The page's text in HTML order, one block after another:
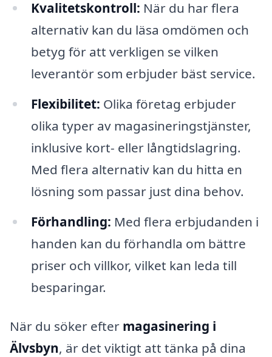
Kvalitetskontroll: När du har flera
alternativ kan du läsa omdömen och
betyg för att verkligen se vilken
leverantör som erbjuder bäst service.
Flexibilitet: Olika företag erbjuder
olika typer av magasineringstjänster,
inklusive kort- eller långtidslagring.
Med flera alternativ kan du hitta en
lösning som passar just dina behov.
Förhandling: Med flera erbjudanden i
handen kan du förhandla om bättre
priser och villkor, vilket kan leda till
besparingar.
När du söker efter magasinering i
Älvsbyn, är det viktigt att tänka på dina